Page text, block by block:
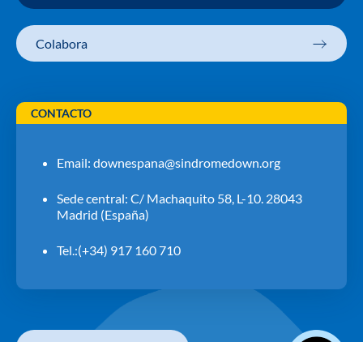
Colabora
CONTACTO
Email: downespana@sindromedown.org
Sede central: C/ Machaquito 58, L-10. 28043
Madrid (España)
Tel.:(+34) 917 160 710